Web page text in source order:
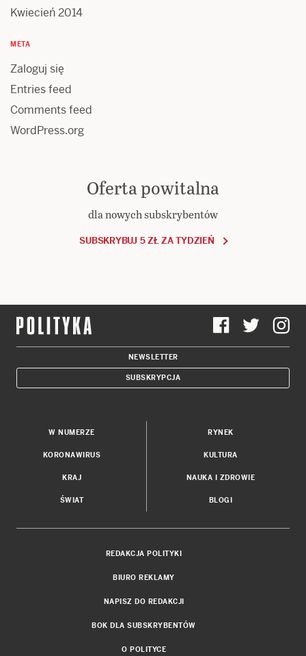
Kwiecień 2014
META
Zaloguj się
Entries feed
Comments feed
WordPress.org
Oferta powitalna
dla nowych subskrybentów
SUBSKRYBUJ 5 ZŁ ZA TYDZIEŃ
NEWSLETTER
SUBSKRYPCJA
W NUMERZE
KORONAWIRUS
KRAJ
ŚWIAT
RYNEK
KULTURA
NAUKA I ZDROWIE
BLOGI
REDAKCJA POLITYKI
BIURO REKLAMY
NAPISZ DO REDAKCJI
BOK DLA SUBSKRYBENTÓW
O POLITYCE